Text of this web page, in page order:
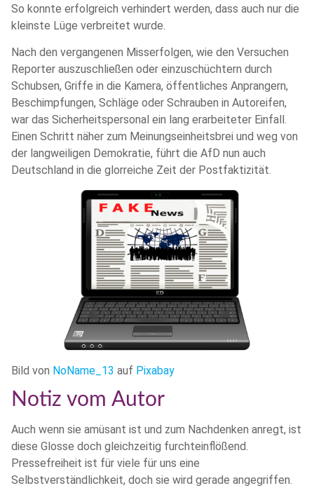
So konnte erfolgreich verhindert werden, dass auch nur die
kleinste Lüge verbreitet wurde.
Nach den vergangenen Misserfolgen, wie den Versuchen
Reporter auszuschließen oder einzuschüchtern durch
Schubsen, Griffe in die Kamera, öffentliches Anprangern,
Beschimpfungen, Schläge oder Schrauben in Autoreifen,
war das Sicherheitspersonal ein lang erarbeiteter Einfall.
Einen Schritt näher zum Meinungseinheitsbrei und weg von
der langweiligen Demokratie, führt die AfD nun auch
Deutschland in die glorreiche Zeit der Postfaktizität.
Bild von NoName_13 auf Pixabay
Notiz vom Autor
Auch wenn sie amüsant ist und zum Nachdenken anregt, ist
diese Glosse doch gleichzeitig furchteinflößend.
Pressefreiheit ist für viele für uns eine
Selbstverständlichkeit, doch sie wird gerade angegriffen.